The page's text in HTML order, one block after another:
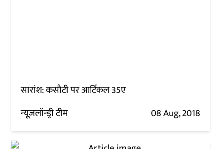
सारांश: कसौटी पर आर्टिकल 35ए
न्यूज़लॉन्ड्री टीम
08 Aug, 2018